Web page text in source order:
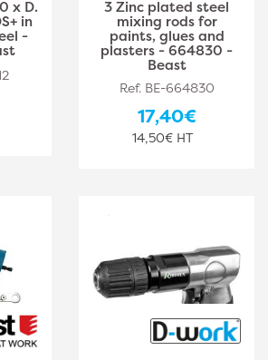
x D.
in
-
3 Zinc plated steel
mixing rods for
paints, glues and
plasters - 664830 -
Beast
Ref. BE-664830
17,40€
14,50€ HT